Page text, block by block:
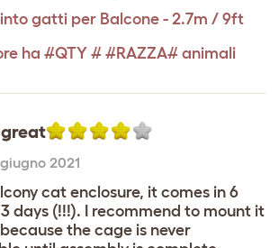
gatti per Balcone - 2.7m / 9ft
ha #QTY # #RAZZA# animali
2021
cat enclosure, it comes in 6
days (!!!). I recommend to mount it
the cage is never